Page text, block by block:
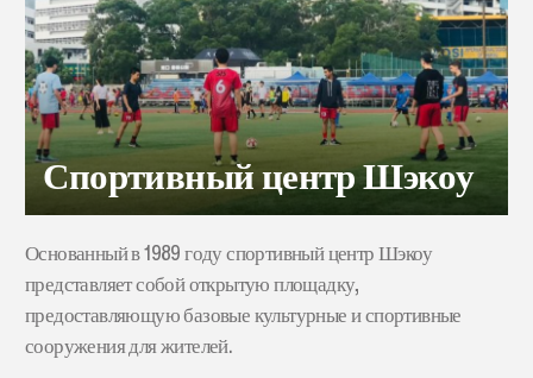
Спортивный центр Шэкоу
Основанный в 1989 году спортивный центр Шэкоу
представляет собой открытую площадку,
предоставляющую базовые культурные и спортивные
сооружения для жителей.